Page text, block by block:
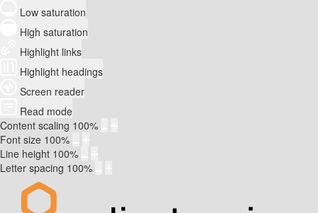
Low saturation
High saturation
Highlight links
Highlight headings
Screen reader
Read mode
Content scaling 100%
Font size 100%
Line height 100%
Letter spacing 100%